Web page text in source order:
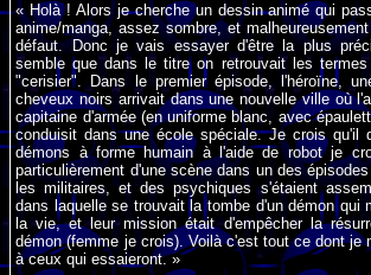
« Holà ! Alors je cherche un dessin animé qui
anime/manga, assez sombre, et
défaut. Donc je vais essayer d'être la plus
semble que dans le titre on retrouvait les
"cerisier". Dans le premier épisode, l'héroïne,
cheveux noirs arrivait dans une nouvelle ville où
capitaine d'armée (en uniforme blanc, avec
conduisit dans une école spéciale. Je crois qu'il
démons à forme humain à l'aide de robot je
particulièrement d'une scène dans un des
les militaires, et des psychiques s'étaient
dans laquelle se trouvait la tombe d'un démon qui
la vie, et leur mission était d'empêcher la
démon (femme je crois). Voilà c'est tout ce dont je
à ceux qui essaieront. »